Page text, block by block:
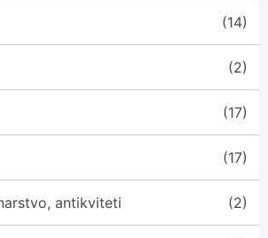
(14)
(2)
(17)
(17)
antikviteti (2)